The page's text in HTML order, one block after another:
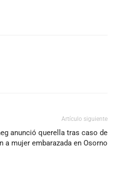
Artículo siguiente
anunció querella tras caso de
a mujer embarazada en Osorno